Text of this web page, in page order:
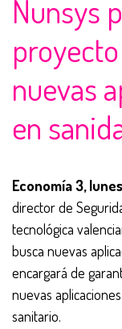
Nunsys
nuevas
en
Economía 3,
director de
tecnológica
busca nuevas
encargará de
nuevas
sanitario.